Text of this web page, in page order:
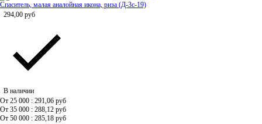
Спаситель, малая аналойная икона, риза (Д-3с-19)
294,00 руб
В наличии
От 25 000 : 291,06 руб
От 35 000 : 288,12 руб
От 50 000 : 285,18 руб